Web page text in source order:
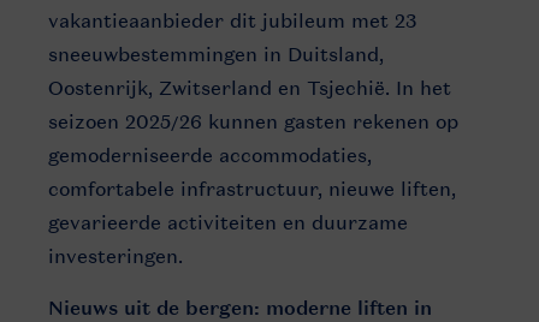
vakantieaanbieder dit jubileum met 23
sneeuwbestemmingen in Duitsland,
Oostenrijk, Zwitserland en Tsjechië. In het
seizoen 2025/26 kunnen gasten rekenen op
gemoderniseerde accommodaties,
comfortabele infrastructuur, nieuwe liften,
gevarieerde activiteiten en duurzame
investeringen.
Nieuws uit de bergen: moderne liften in